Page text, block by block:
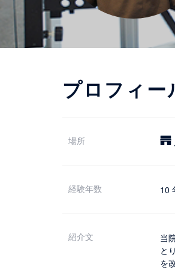
プロフィー
場所
経験年数 10
紹介文
当
と
を